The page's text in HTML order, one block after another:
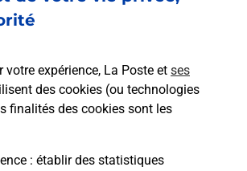
votre expérience, La Poste et ses
des cookies (ou technologies
finalités des cookies sont les
: établir des statistiques
d’acheter un
depuis un
une
de livraison ?